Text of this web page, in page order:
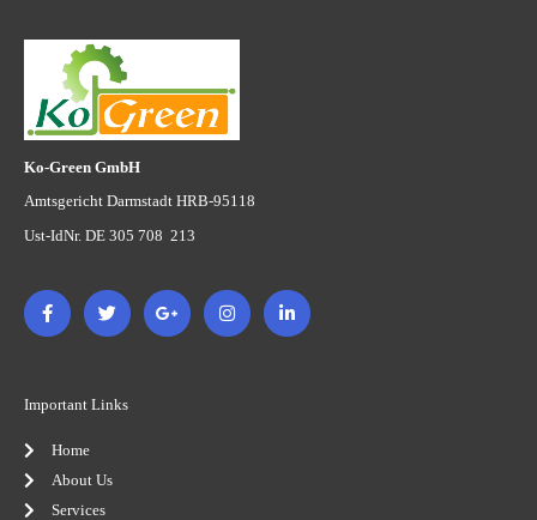
Ko-Green GmbH
Amtsgericht Darmstadt HRB-95118
Ust-IdNr. DE 305 708 213
F
a
c
o
T
w
i
r
G
o
o
I
n
s
L
i
n
Important Links
Home
About Us
Services